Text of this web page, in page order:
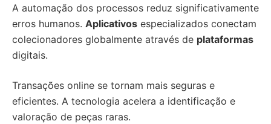
A automação dos processos reduz significativamente
erros humanos. Aplicativos especializados conectam
colecionadores globalmente através de plataformas
digitais.
Transações online se tornam mais seguras e
eficientes. A tecnologia acelera a identificação e
valoração de peças raras.